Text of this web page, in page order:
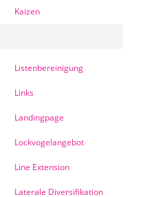
Kaizen
Listenbereinigung
Links
Landingpage
Lockvogelangebot
Line Extension
Laterale Diversifikation